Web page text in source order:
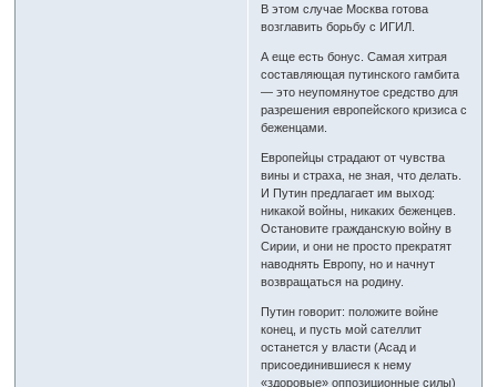
В этом случае Москва готова
возглавить борьбу с ИГИЛ.
А еще есть бонус. Самая хитрая
составляющая путинского гамбита
— это неупомянутое средство для
разрешения европейского кризиса с
беженцами.
Европейцы страдают от чувства
вины и страха, не зная, что делать.
И Путин предлагает им выход:
никакой войны, никаких беженцев.
Остановите гражданскую войну в
Сирии, и они не просто прекратят
наводнять Европу, но и начнут
возвращаться на родину.
Путин говорит: положите войне
конец, и пусть мой сателлит
останется у власти (Асад и
присоединившиеся к нему
«здоровые» оппозиционные силы)